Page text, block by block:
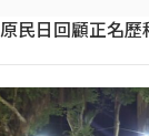
民日回顧正名歷